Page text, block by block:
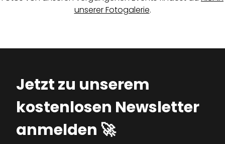
unserer Fotogalerie.
Jetzt zu unserem
kostenlosen Newsletter
anmelden 🚀